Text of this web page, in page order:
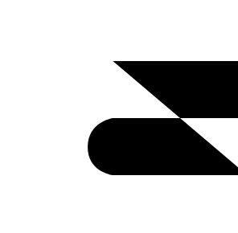
Abwahl-Schaltfläche und
deaktivieren Sie die
jeweiligen Anbieter.
Hosting - Netzwerk
Diese Website wird bei einem